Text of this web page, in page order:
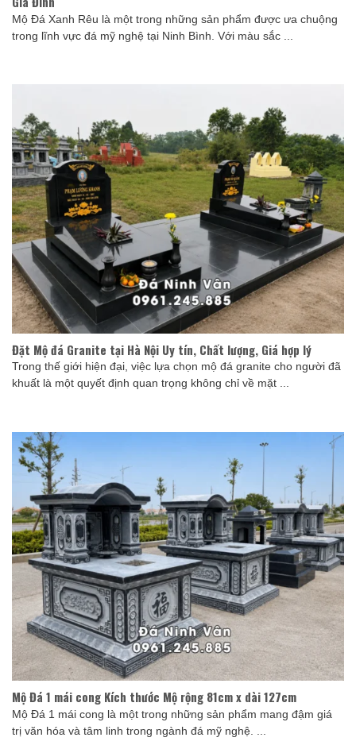
Mộ Đá Xanh Rêu là một trong những sản phẩm được ưa chuộng
trong lĩnh vực đá mỹ nghệ tại Ninh Bình. Với màu sắc ...
Đặt Mộ đá Granite tại Hà Nội Uy tín, Chất lượng, Giá hợp lý
Trong thế giới hiện đại, việc lựa chọn mộ đá granite cho người đã
khuất là một quyết định quan trọng không chỉ về mặt ...
Mộ Đá 1 mái cong Kích thước Mộ rộng 81cm x dài 127cm
Mộ Đá 1 mái cong là một trong những sản phẩm mang đậm giá
trị văn hóa và tâm linh trong ngành đá mỹ nghệ. ...